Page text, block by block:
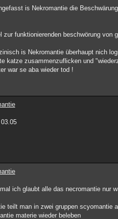
is Nekromantie die
zur funktionierenden beschwörung
is Nekromantie überhaupt nich
katze zusammenzuflicken und
war se aba wieder tod !
ich glaubt alle das necromantie nur
teilt man in zwei gruppen scyomantie
materie wieder beleben